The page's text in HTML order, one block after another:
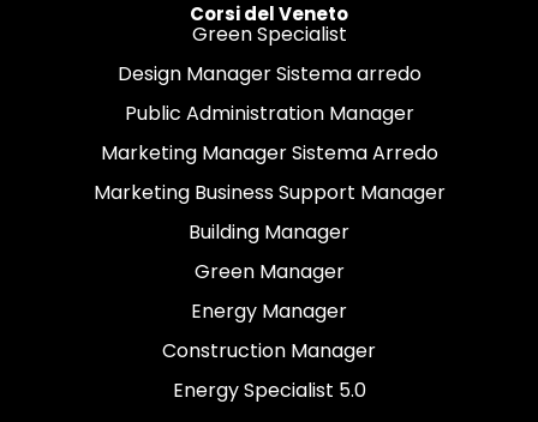
Corsi del Veneto
Green Specialist
Design Manager Sistema arredo
Public Administration Manager
Marketing Manager Sistema Arredo
Marketing Business Support Manager
Building Manager
Green Manager
Energy Manager
Construction Manager
Energy Specialist 5.0